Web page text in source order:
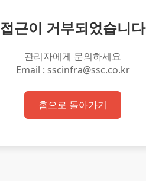
접근이 거부되었습니다
관리자에게 문의하세요
Email : sscinfra@ssc.co.kr
홈으로 돌아가기